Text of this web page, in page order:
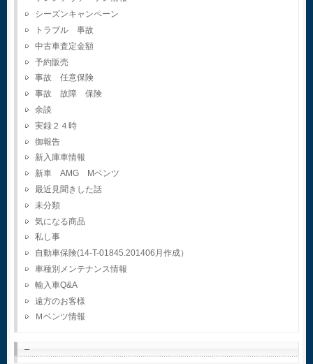
シーズンキャンペーン
トラブル 事故
中古車査定金額
予約販売
事故 任意保険
事故 故障 保険
余談
実録２４時
御報告
新入庫車情報
新車 AMG Mベンツ
最近見聞きした話
未分類
気になる商品
私し事
自動車保険(14-T-01845.201406月作成）
車種別メンテナンス情報
輸入車Q&A
遠方のお客様
Ｍベンツ情報
–